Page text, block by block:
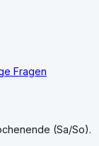
Fragen
(Sa/So).